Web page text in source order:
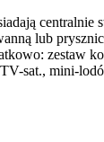
centralnie
lub
zestaw
TV-sat., mini-